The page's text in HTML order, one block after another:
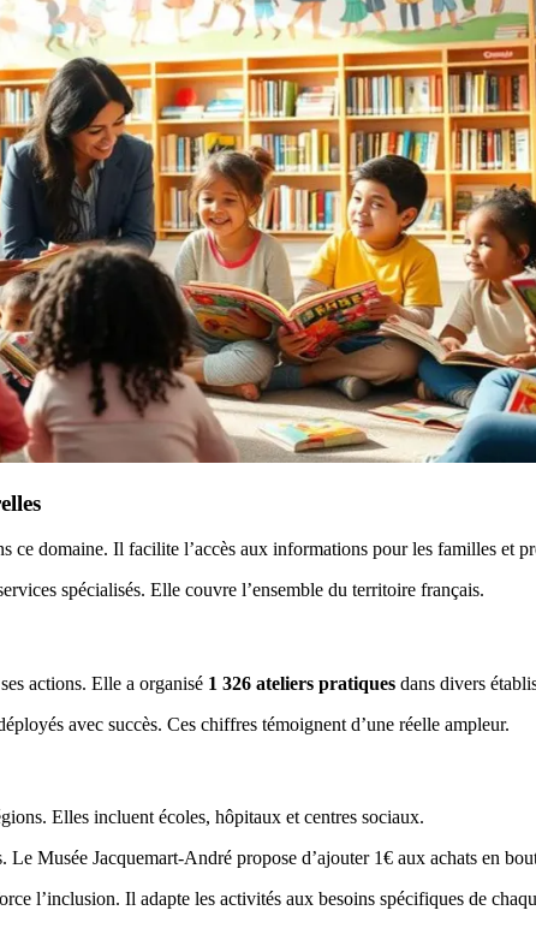
ce domaine. Il facilite l’accès aux informations pour les familles et
spécialisés. Elle couvre l’ensemble du territoire français.
actions. Elle a organisé 1 326 ateliers pratiques dans divers
avec succès. Ces chiffres témoignent d’une réelle ampleur.
Elles incluent écoles, hôpitaux et centres sociaux.
Musée Jacquemart-André propose d’ajouter 1€ aux achats en
l’inclusion. Il adapte les activités aux besoins spécifiques de